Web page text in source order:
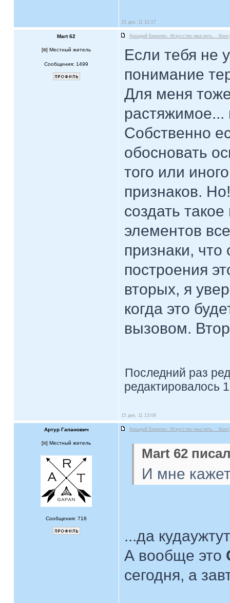
15 дек, 11 12:27
Mart 62 Аркадий Бирилко. Искусство мыслить...
[ ] Местный житель
Сообщения: 1499
Если тебя не
понимание
Для меня
Собственно
обосновать
того или
признаков.
создать
элементов
признаки,
построения
вторых, я
когда это
вызовом.
Последний раз
редактировалось
15 дек, 11 13:08
Артур Гапанович Аркадий Бирилко. Искусство мыслить...
[ ] Местный житель
Сообщения: 718
Mart 62
И мне
...да кудаужтут
А вообще это
сегодня, а